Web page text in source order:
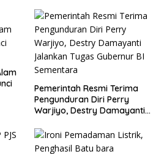
Maaf
Pemerintah Resmi Terima
Pengunduran Diri Perry
Warjiyo, Destry Damayanti
Sementara